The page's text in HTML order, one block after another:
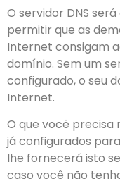
O servidor DNS
permitir que as
Internet consigam
domínio. Sem um
configurado, o seu
Internet.
O que você precisa
já configurados
lhe fornecerá isto
caso você não